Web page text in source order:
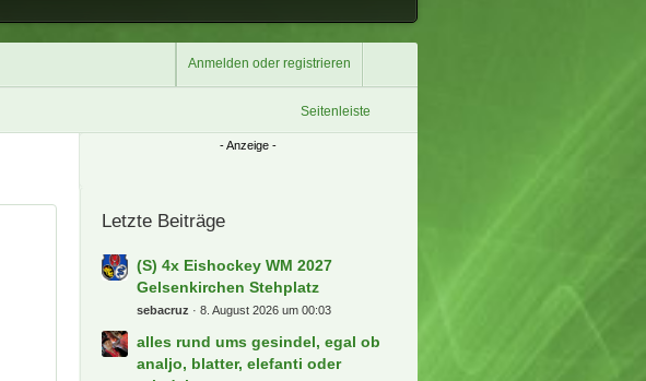
Anmelden oder registrieren
Seitenleiste
Überspringen